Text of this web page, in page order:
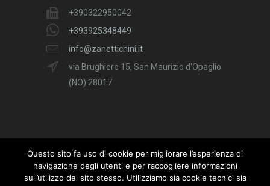
+390322950042
+393925348449
info@zanettichini.it
via Brughiere 15, San Maurizio d'Opaglio
(NO) 28017
Questo sito fa uso di cookie per migliorare l’esperienza di
navigazione degli utenti e per raccogliere informazioni
sull’utilizzo del sito stesso. Utilizziamo sia cookie tecnici sia